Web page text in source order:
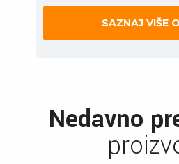
SAZNAJ VIŠE
Nedavno